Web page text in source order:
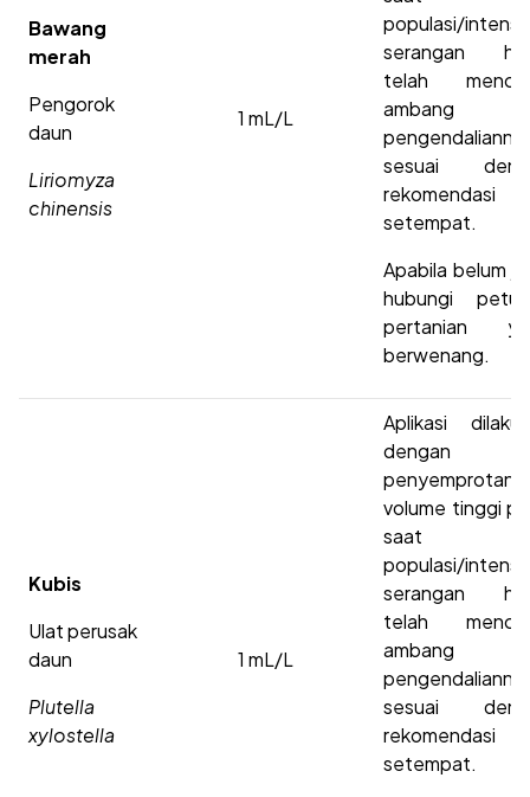
Bawang
merah
Pengorok
daun
Liriomyza
chinensis
1 mL/L
populasi/
serangan
telah
ambang
sesuai
rekomendasi
setempat.
Apabila belum
hubungi
pertanian
berwenang.
Kubis
Ulat perusak
daun
Plutella
xylostella
1 mL/L
Aplikasi
dengan
penyemprotan
volume tinggi
saat
populasi/
serangan
telah
ambang
sesuai
rekomendasi
setempat.